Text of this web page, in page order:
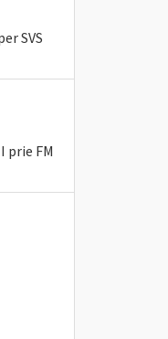
SVS
prie FM